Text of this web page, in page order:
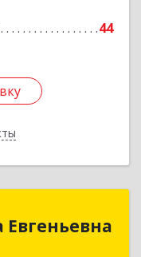
44
Подробнее
Евгеньевна
Электросталь г,